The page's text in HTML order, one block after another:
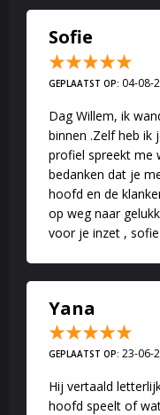
Warme en liefdevolle
Sofie
GEPLAATST OP: 04-08-
Dag Willem, ik
binnen .Zelf heb ik
profiel spreekt me
bedanken dat je
hoofd en de
op weg naar
voor je inzet , sofie
Yana
GEPLAATST OP: 23-06-
Hij vertaald
hoofd speelt of